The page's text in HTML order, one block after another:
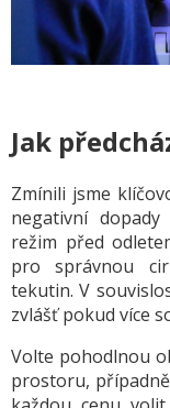
Jak
Zmínili jsme
negativní
režim před
pro správnou
tekutin. V
zvlášť pokud více
Volte pohodlnou
prostoru,